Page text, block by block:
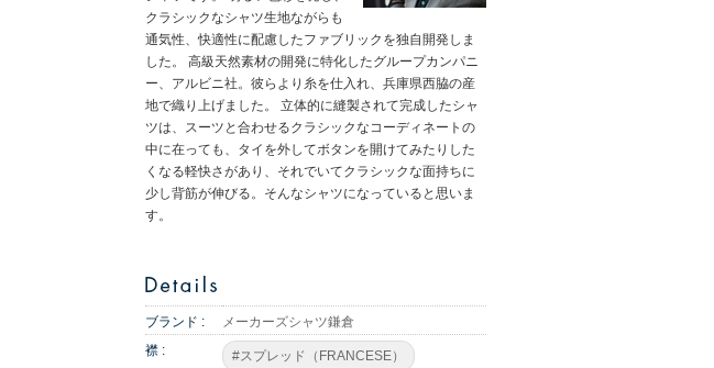
クラシックなシャツ生地ながらも
通気性、快適性に配慮したファブリックを独自開発しま
した。 高級天然素材の開発に特化したグループカンパニ
ー、アルビニ社。彼らより糸を仕入れ、兵庫県西脇の産
地で織り上げました。 立体的に縫製されて完成したシャ
ツは、スーツと合わせるクラシックなコーディネートの
中に在っても、タイを外してボタンを開けてみたりした
くなる軽快さがあり、それでいてクラシックな面持ちに
少し背筋が伸びる。そんなシャツになっていると思いま
す。
ブランド :
メーカーズシャツ鎌倉
襟 :
#スプレッド（FRANCESE）